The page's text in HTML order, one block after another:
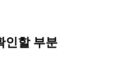
인할 부분